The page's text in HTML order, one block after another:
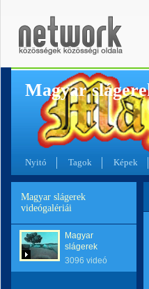
Magyar
Nyitó Tagok Képek
Magyar slágerek
videógalériái
Magyar
slágerek
3096 videó